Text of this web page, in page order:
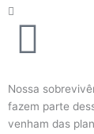
Nossa
fazem parte
venham das